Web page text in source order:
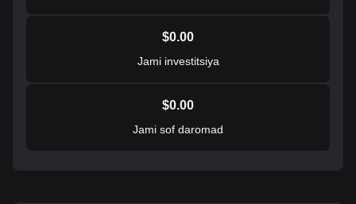
$0.00
Jami investitsiya
$0.00
Jami sof daromad